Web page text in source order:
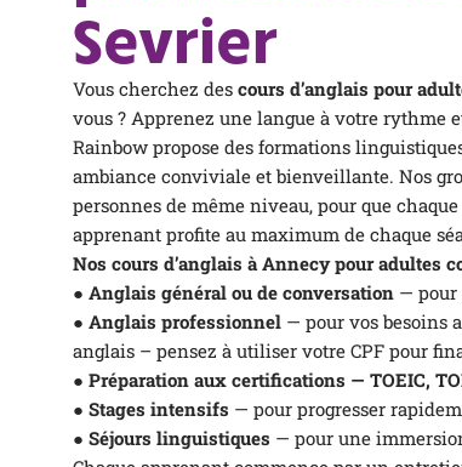
Sevrier
Vous cherchez des cours d’anglais pour
vous ? Apprenez une langue à votre rythme
Rainbow propose des formations
ambiance conviviale et bienveillante. Nos
personnes de même niveau, pour que
apprenant profite au maximum de chaque
Nos cours d’anglais à Annecy pour adultes
● Anglais général ou de conversation — pour
● Anglais professionnel — pour vos besoins
anglais – pensez à utiliser votre CPF pour
● Préparation aux certifications — TOEIC,
● Stages intensifs — pour progresser
● Séjours linguistiques — pour une